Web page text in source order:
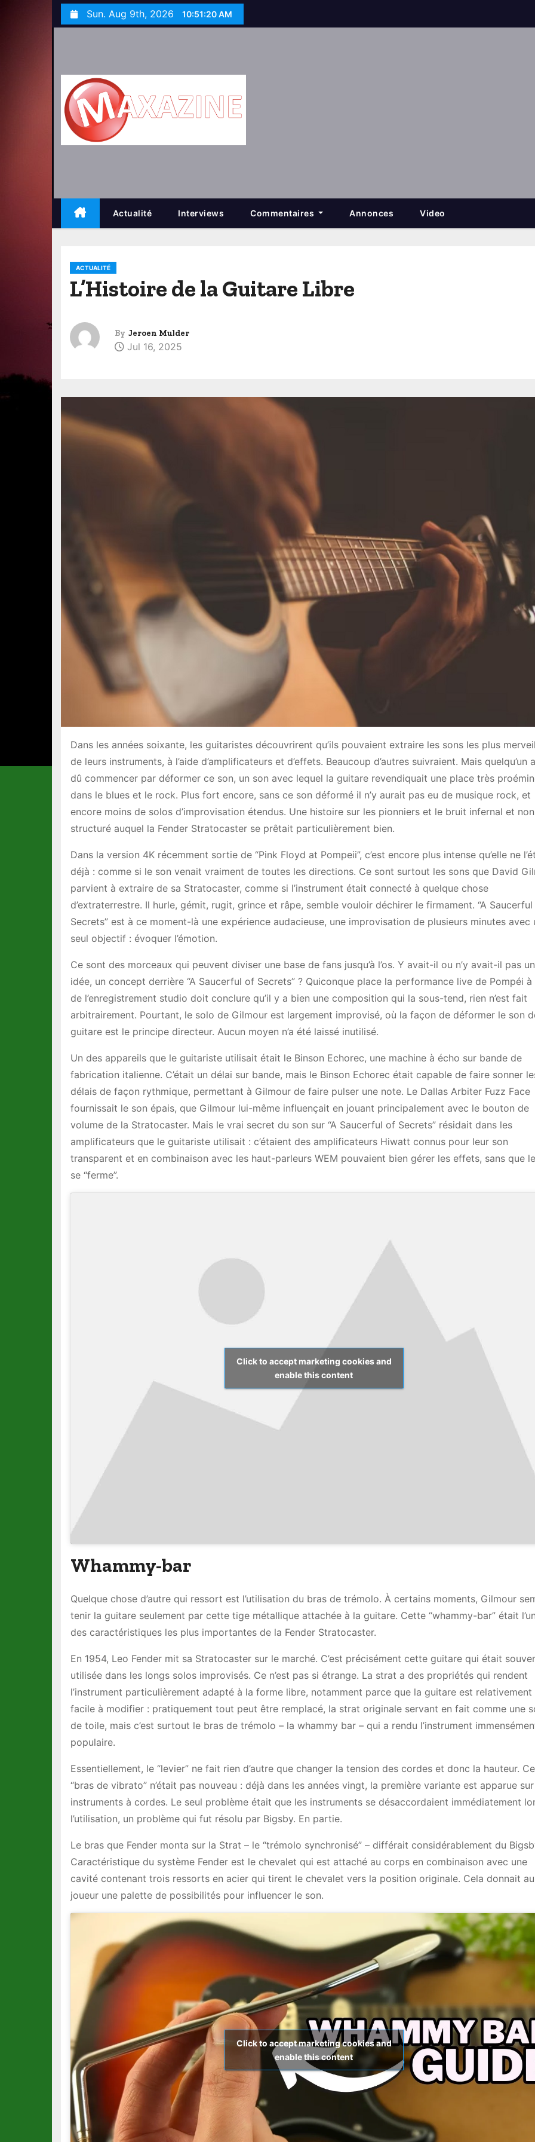
k
Sun. Aug 9th, 2026 10:51:21 AM
Actualité Interviews Commentaires Annonces Video
ACTUALITÉ
L’Histoire de la Guitare Libre
By Jeroen Mulder
Jul 16, 2025
Dans les années soixante, les guitaristes découvrirent qu’ils pouvaient extraire les sons les plus
de leurs instruments, à l’aide d’amplificateurs et d’effets. Beaucoup d’autres suivraient. Mais quelqu’un
dû commencer par déformer ce son, un son avec lequel la guitare revendiquait une place très
dans le blues et le rock. Plus fort encore, sans ce son déformé il n’y aurait pas eu de musique rock, et
encore moins de solos d’improvisation étendus. Une histoire sur les pionniers et le bruit infernal et non
structuré auquel la Fender Stratocaster se prêtait particulièrement bien.
Dans la version 4K récemment sortie de “Pink Floyd at Pompeii”, c’est encore plus intense qu’elle ne
déjà : comme si le son venait vraiment de toutes les directions. Ce sont surtout les sons que David
parvient à extraire de sa Stratocaster, comme si l’instrument était connecté à quelque chose
d’extraterrestre. Il hurle, gémit, rugit, grince et râpe, semble vouloir déchirer le firmament. “A
Secrets” est à ce moment-là une expérience audacieuse, une improvisation de plusieurs minutes avec
seul objectif : évoquer l’émotion.
Ce sont des morceaux qui peuvent diviser une base de fans jusqu’à l’os. Y avait-il ou n’y avait-il pas
idée, un concept derrière “A Saucerful of Secrets” ? Quiconque place la performance live de Pompéi
de l’enregistrement studio doit conclure qu’il y a bien une composition qui la sous-tend, rien n’est fait
arbitrairement. Pourtant, le solo de Gilmour est largement improvisé, où la façon de déformer le son
guitare est le principe directeur. Aucun moyen n’a été laissé inutilisé.
Un des appareils que le guitariste utilisait était le Binson Echorec, une machine à écho sur bande de
fabrication italienne. C’était un délai sur bande, mais le Binson Echorec était capable de faire sonner
délais de façon rythmique, permettant à Gilmour de faire pulser une note. Le Dallas Arbiter Fuzz Face
fournissait le son épais, que Gilmour lui-même influençait en jouant principalement avec le bouton de
volume de la Stratocaster. Mais le vrai secret du son sur “A Saucerful of Secrets” résidait dans les
amplificateurs que le guitariste utilisait : c’étaient des amplificateurs Hiwatt connus pour leur son
transparent et en combinaison avec les haut-parleurs WEM pouvaient bien gérer les effets, sans que
se “ferme”.
Click to accept marketing cookies and
enable this content
Whammy-bar
Quelque chose d’autre qui ressort est l’utilisation du bras de trémolo. À certains moments, Gilmour
tenir la guitare seulement par cette tige métallique attachée à la guitare. Cette “whammy-bar” était
des caractéristiques les plus importantes de la Fender Stratocaster.
En 1954, Leo Fender mit sa Stratocaster sur le marché. C’est précisément cette guitare qui était
utilisée dans les longs solos improvisés. Ce n’est pas si étrange. La strat a des propriétés qui rendent
l’instrument particulièrement adapté à la forme libre, notamment parce que la guitare est relativement
facile à modifier : pratiquement tout peut être remplacé, la strat originale servant en fait comme une
de toile, mais c’est surtout le bras de trémolo – la whammy bar – qui a rendu l’instrument
populaire.
Essentiellement, le “levier” ne fait rien d’autre que changer la tension des cordes et donc la hauteur. Ce
“bras de vibrato” n’était pas nouveau : déjà dans les années vingt, la première variante est apparue
instruments à cordes. Le seul problème était que les instruments se désaccordaient immédiatement
l’utilisation, un problème qui fut résolu par Bigsby. En partie.
Le bras que Fender monta sur la Strat – le “trémolo synchronisé” – différait considérablement du
Caractéristique du système Fender est le chevalet qui est attaché au corps en combinaison avec une
cavité contenant trois ressorts en acier qui tirent le chevalet vers la position originale. Cela donnait au
joueur une palette de possibilités pour influencer le son.
Click to accept marketing cookies and
enable this content